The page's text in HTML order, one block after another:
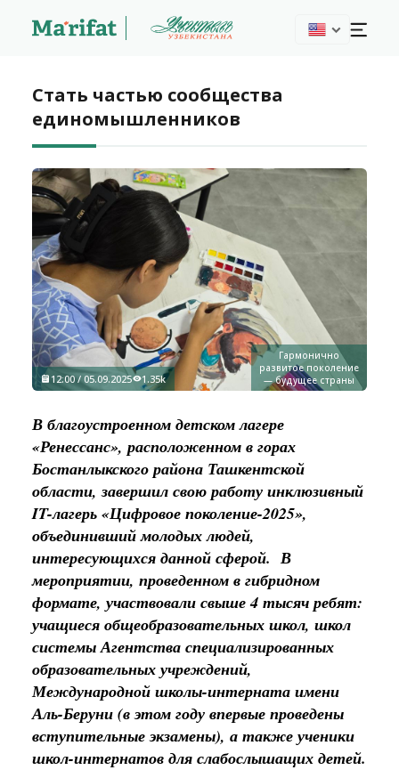
Стать частью сообщества
единомышленников
Гармонично
развитое поколение
— будущее страны
12:00 / 05.09.2025 1.35k
В благоустроенном детском лагере
«Ренессанс», расположенном в горах
Бостанлыкского района Ташкентской
области, завершил свою работу инклюзивный
IT-лагерь «Цифровое поколение-2025»,
объединивший молодых людей,
интересующихся данной сферой. В
мероприятии, проведенном в гибридном
формате, участвовали свыше 4 тысяч ребят:
учащиеся общеобразовательных школ, школ
системы Агентства специализированных
образовательных учреждений,
Международной школы-интерната имени
Аль-Беруни (в этом году впервые проведены
вступительные экзамены), а также ученики
школ-интернатов для слабослышащих детей.